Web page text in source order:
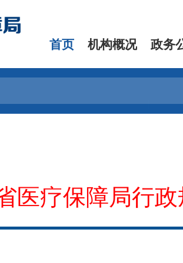
首页 机构概况 政务
医疗保障局行